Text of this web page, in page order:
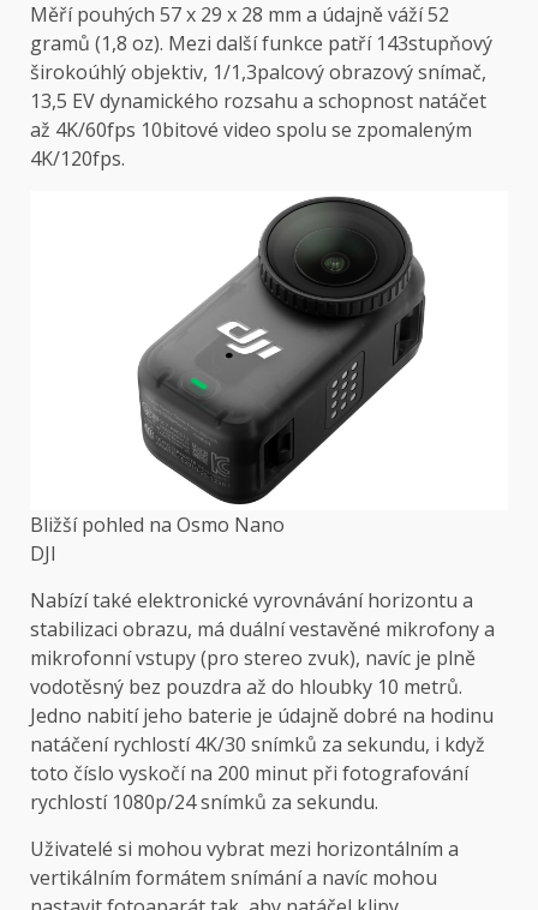
Měří pouhých 57 x 29 x 28 mm a údajně váží 52
gramů (1,8 oz). Mezi další funkce patří 143stupňový
širokoúhlý objektiv, 1/1,3palcový obrazový snímač,
13,5 EV dynamického rozsahu a schopnost natáčet
až 4K/60fps 10bitové video spolu se zpomaleným
4K/120fps.
Bližší pohled na Osmo Nano
DJI
Nabízí také elektronické vyrovnávání horizontu a
stabilizaci obrazu, má duální vestavěné mikrofony a
mikrofonní vstupy (pro stereo zvuk), navíc je plně
vodotěsný bez pouzdra až do hloubky 10 metrů.
Jedno nabití jeho baterie je údajně dobré na hodinu
natáčení rychlostí 4K/30 snímků za sekundu, i když
toto číslo vyskočí na 200 minut při fotografování
rychlostí 1080p/24 snímků za sekundu.
Uživatelé si mohou vybrat mezi horizontálním a
vertikálním formátem snímání a navíc mohou